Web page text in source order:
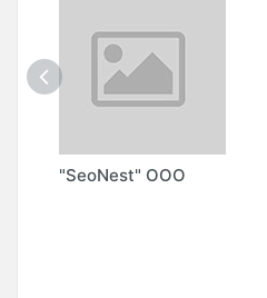
"SeoNest" ООО